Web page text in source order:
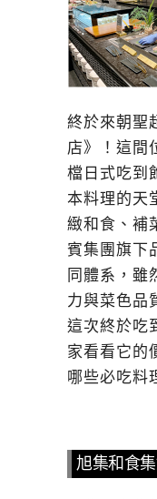
終於來朝聖
店》！這間
檔日式吃到
本料理的天
緻和食、補
賓集團旗下
同體系，雖
力與菜色品
這次終於吃
家看看它的
哪些必吃料
旭集和食